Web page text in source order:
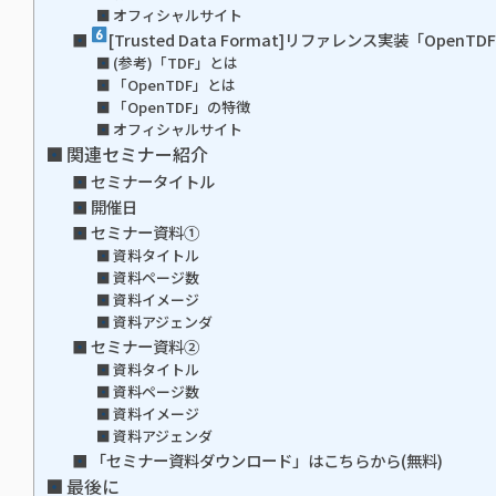
オフィシャルサイト
[Trusted Data Format]リファレンス実装「
(参考)「TDF」とは
「OpenTDF」とは
「OpenTDF」の特徴
オフィシャルサイト
関連セミナー紹介
セミナータイトル
開催日
セミナー資料①
資料タイトル
資料ページ数
資料イメージ
資料アジェンダ
セミナー資料②
資料タイトル
資料ページ数
資料イメージ
資料アジェンダ
「セミナー資料ダウンロード」はこちらから(無料)
最後に